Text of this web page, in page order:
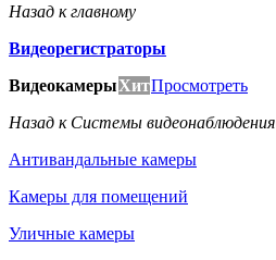
Назад к главному
Видеорегистраторы
ВидеокамерыХитПросмотреть
Назад к Системы видеонаблюдения
Антивандальные камеры
Камеры для помещений
Уличные камеры